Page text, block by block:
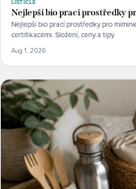
LISTICLE
Nejlepší bio prací prostředky
Nejlepší bio prací prostředky pro
certifikacemi. Složení, ceny a tipy.
Aug 1, 2026